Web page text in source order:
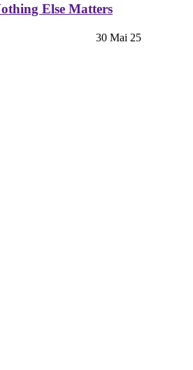
Else Matters
30 Mai 25